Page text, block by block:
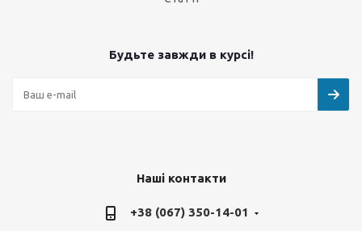
Будьте завжди в курсі!
Наші контакти
+38 (067) 350-14-01